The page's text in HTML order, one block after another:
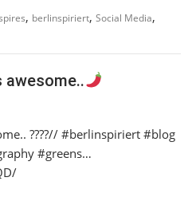
, berlinspiriert,Social Media,
????// #berlinspiriert #blog
#greens…